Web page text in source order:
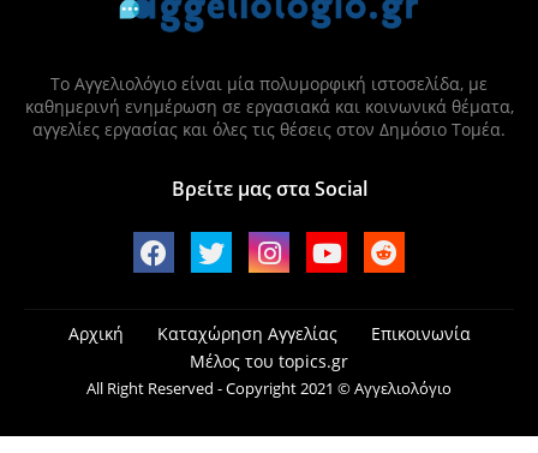
Το Αγγελιολόγιο είναι μία πολυμορφική ιστοσελίδα, με
καθημερινή ενημέρωση σε εργασιακά και κοινωνικά θέματα,
αγγελίες εργασίας και όλες τις θέσεις στον Δημόσιο Τομέα.
Βρείτε μας στα Social
Αρχική Καταχώρηση Αγγελίας
Επικοινωνία
Μέλος του topics.gr
All Right Reserved - Copyright 2021 © Αγγελιολόγιο